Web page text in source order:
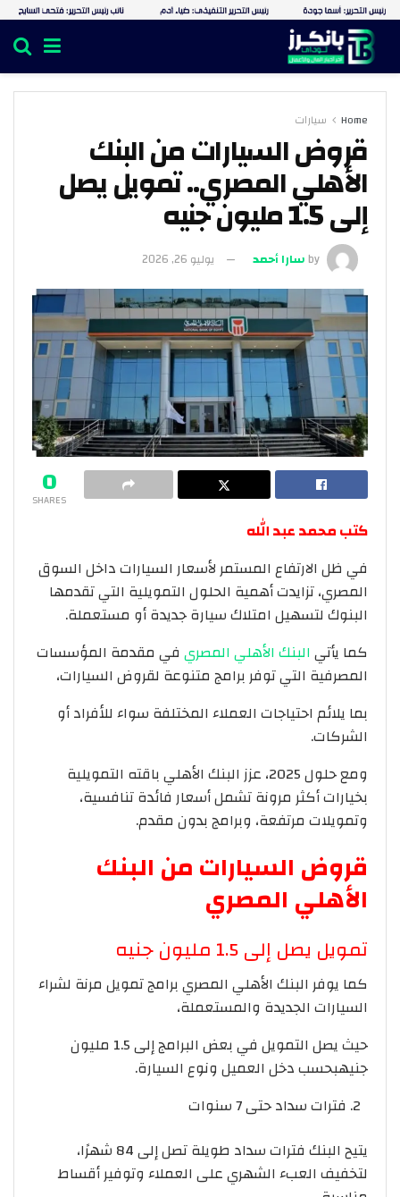
Home سيارات
قروض السيارات من البنك
الأهلي المصري.. تمويل يصل
إلى 1.5 مليون جنيه
byسارا أحمد يوليو 26, 2026
0
SHARES
كتب محمد عبد الله
في ظل الارتفاع المستمر لأسعار السيارات داخل السوق
المصري، تزايدت أهمية الحلول التمويلية التي تقدمها
البنوك لتسهيل امتلاك سيارة جديدة أو مستعملة.
كما يأتي البنك الأهلي المصري في مقدمة المؤسسات
المصرفية التي توفر برامج متنوعة لقروض السيارات،
بما يلائم احتياجات العملاء المختلفة سواء للأفراد أو
الشركات.
ومع حلول 2025، عزز البنك الأهلي باقته التمويلية
بخيارات أكثر مرونة تشمل أسعار فائدة تنافسية،
وتمويلات مرتفعة، وبرامج بدون مقدم.
قروض السيارات من البنك
الأهلي المصري
تمويل يصل إلى 1.5 مليون جنيه
كما يوفر البنك الأهلي المصري برامج تمويل مرنة لشراء
السيارات الجديدة والمستعملة،
حيث يصل التمويل في بعض البرامج إلى 1.5 مليون
جنيهبحسب دخل العميل ونوع السيارة.
فترات سداد حتى 7 سنوات
يتيح البنك فترات سداد طويلة تصل إلى 84 شهرًا،
لتخفيف العبء الشهري على العملاء وتوفير أقساط